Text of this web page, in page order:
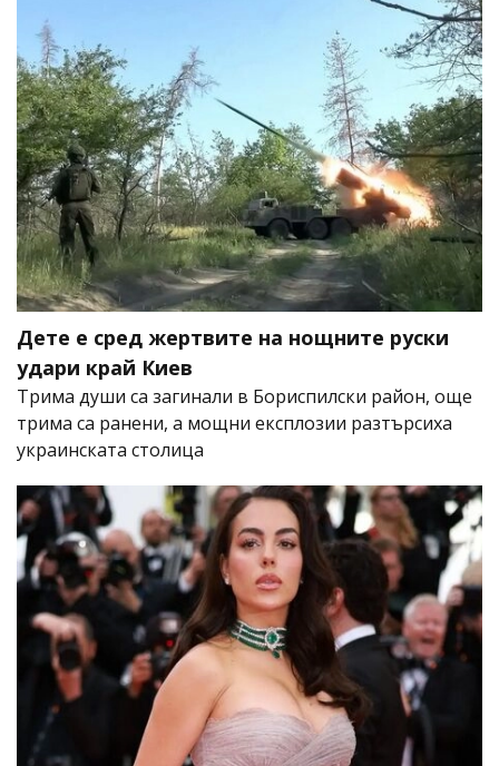
Дете е сред жертвите на нощните руски
удари край Киев
Трима души са загинали в Бориспилски район, още
трима са ранени, а мощни експлозии разтърсиха
украинската столица